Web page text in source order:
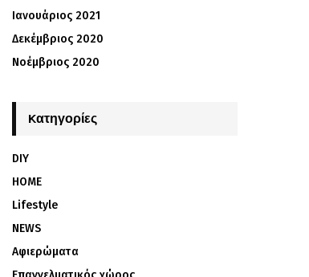
Ιανουάριος 2021
Δεκέμβριος 2020
Νοέμβριος 2020
Kατηγορίες
DIY
HOME
Lifestyle
NEWS
Αφιερώματα